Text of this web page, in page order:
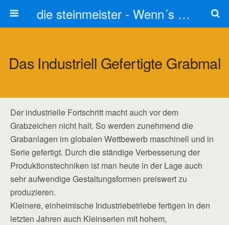
die steinmeister - Wenn´s um Stein geht stets zum Steinmetz
Das Industriell Gefertigte Grabmal
Der industrielle Fortschritt macht auch vor dem
Grabzeichen nicht halt. So werden zunehmend die
Grabanlagen im globalen Wettbewerb maschinell und in
Serie gefertigt. Durch die ständige Verbesserung der
Produktionstechniken ist man heute in der Lage auch
sehr aufwendige Gestaltungsformen preiswert zu
produzieren.
Kleinere, einheimische Industriebetriebe fertigen in den
letzten Jahren auch Kleinserien mit hohem,